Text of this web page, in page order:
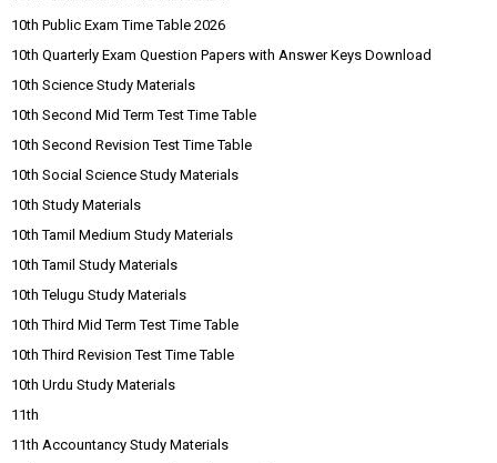
10th Public Exam Time Table 2026
10th Quarterly Exam Question Papers with Answer Keys Download
10th Science Study Materials
10th Second Mid Term Test Time Table
10th Second Revision Test Time Table
10th Social Science Study Materials
10th Study Materials
10th Tamil Medium Study Materials
10th Tamil Study Materials
10th Telugu Study Materials
10th Third Mid Term Test Time Table
10th Third Revision Test Time Table
10th Urdu Study Materials
11th
11th Accountancy Study Materials